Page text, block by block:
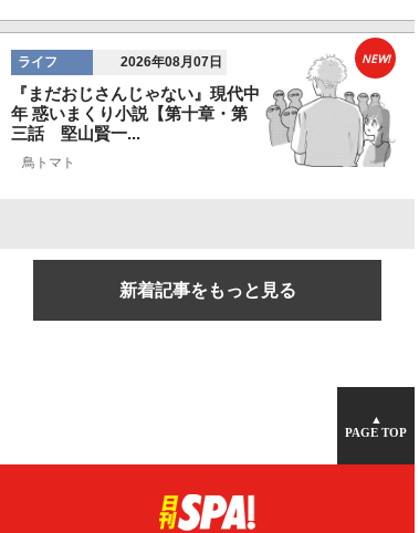
ライフ 2026年08月07日
『まだおじさんじゃない』現代中
年 惑いまくり小説【第十章・第
三話 堅山賢一...
鳥トマト
NEW!
新着記事をもっと見る
▲
PAGE TOP